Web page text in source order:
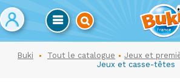
Buki Tout le catalogue
Jeux et
Jeux et casse-têtes